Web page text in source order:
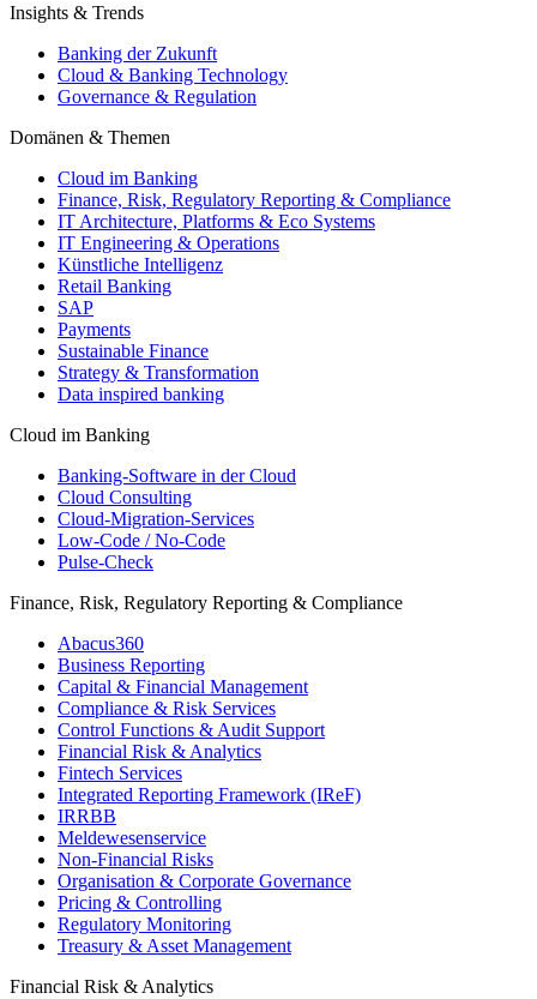
Insights & Trends
Banking der Zukunft
Cloud & Banking Technology
Governance & Regulation
Domänen & Themen
Cloud im Banking
Finance, Risk, Regulatory Reporting & Compliance
IT Architecture, Platforms & Eco Systems
IT Engineering & Operations
Künstliche Intelligenz
Retail Banking
SAP
Payments
Sustainable Finance
Strategy & Transformation
Data inspired banking
Cloud im Banking
Banking-​Software in der Cloud
Cloud Consulting
Cloud-Migration-Services
Low-Code / No-Code
Pulse-Check
Finance, Risk, Regulatory Reporting & Compliance
Abacus360
Business Reporting
Capital & Financial Management
Compliance & Risk Services
Control Functions & Audit Support
Financial Risk & Analytics
Fintech Services
Integrated Reporting Framework (IReF)
IRRBB
Meldewesenservice
Non-​Financial Risks
Organisation & Corporate Governance
Pricing & Controlling
Regulatory Monitoring
Treasury & Asset Management
Financial Risk & Analytics